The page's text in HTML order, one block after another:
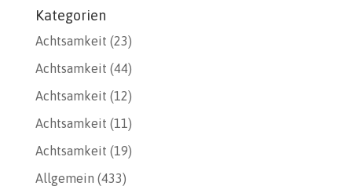
Kategorien
Achtsamkeit (23)
Achtsamkeit (44)
Achtsamkeit (12)
Achtsamkeit (11)
Achtsamkeit (19)
Allgemein (433)